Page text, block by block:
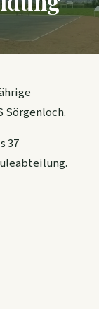
Sörgenloch.
37